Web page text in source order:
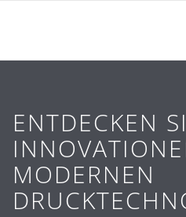
ENTDECKEN
MODERNEN